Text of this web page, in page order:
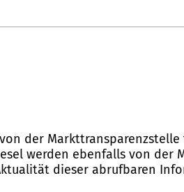
der Markttransparenzstelle
werden ebenfalls von der
dieser abrufbaren